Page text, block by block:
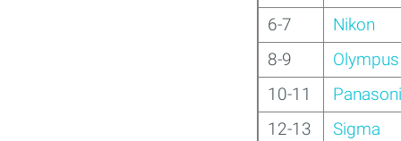
6-7
Nikon
8-9
Olympus
10-11
12-13
Sigma